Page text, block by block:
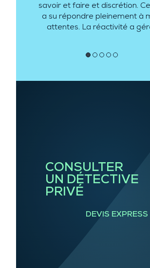
savoir et faire et discrétion.
a su répondre pleinement à
attentes. La réactivité a
●●●
●
●
CONSULTER
UN DÉTECTIVE
PRIVÉ
DEVIS EXPRESS